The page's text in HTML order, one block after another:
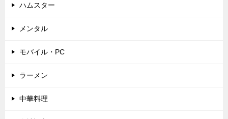
ハムスター
メンタル
モバイル・PC
ラーメン
中華料理